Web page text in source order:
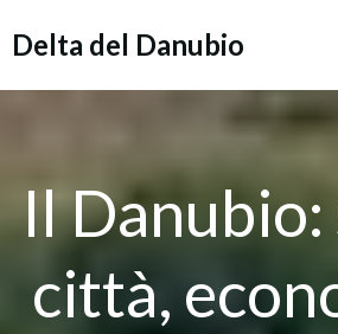
Delta del Danubio
Il
città,